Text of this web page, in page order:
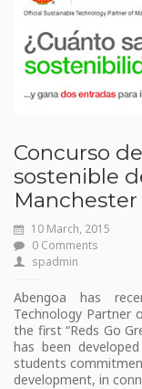
Concurso
sostenible
10 March, 2015
0 Comments
spadmin
Abengoa has
Technology Partner
the first “Reds Go
has been
students
development, in